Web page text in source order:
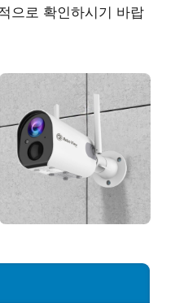
으로 확인하시기 바랍